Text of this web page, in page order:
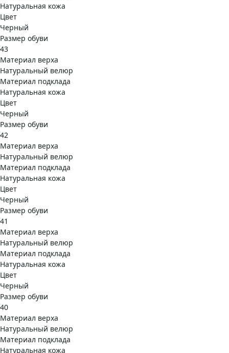
Натуральная кожа
Цвет
Черный
Размер обуви
43
Материал верха
Натуральный велюр
Материал подклада
Натуральная кожа
Цвет
Черный
Размер обуви
42
Материал верха
Натуральный велюр
Материал подклада
Натуральная кожа
Цвет
Черный
Размер обуви
41
Материал верха
Натуральный велюр
Материал подклада
Натуральная кожа
Цвет
Черный
Размер обуви
40
Материал верха
Натуральный велюр
Материал подклада
Натуральная кожа